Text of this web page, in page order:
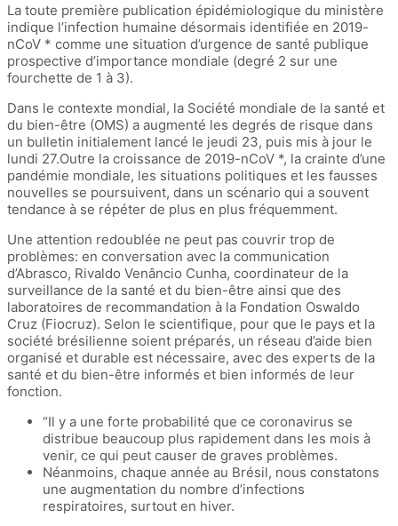
La toute première publication épidémiologique du ministère
indique l’infection humaine désormais identifiée en 2019-
nCoV * comme une situation d’urgence de santé publique
prospective d’importance mondiale (degré 2 sur une
fourchette de 1 à 3).
Dans le contexte mondial, la Société mondiale de la santé et
du bien-être (OMS) a augmenté les degrés de risque dans
un bulletin initialement lancé le jeudi 23, puis mis à jour le
lundi 27.Outre la croissance de 2019-nCoV *, la crainte d’une
pandémie mondiale, les situations politiques et les fausses
nouvelles se poursuivent, dans un scénario qui a souvent
tendance à se répéter de plus en plus fréquemment.
Une attention redoublée ne peut pas couvrir trop de
problèmes: en conversation avec la communication
d’Abrasco, Rivaldo Venâncio Cunha, coordinateur de la
surveillance de la santé et du bien-être ainsi que des
laboratoires de recommandation à la Fondation Oswaldo
Cruz (Fiocruz). Selon le scientifique, pour que le pays et la
société brésilienne soient préparés, un réseau d’aide bien
organisé et durable est nécessaire, avec des experts de la
santé et du bien-être informés et bien informés de leur
fonction.
“Il y a une forte probabilité que ce coronavirus se
distribue beaucoup plus rapidement dans les mois à
venir, ce qui peut causer de graves problèmes.
Néanmoins, chaque année au Brésil, nous constatons
une augmentation du nombre d’infections
respiratoires, surtout en hiver.